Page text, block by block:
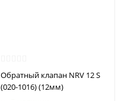
Обратный клапан NRV 12 S
(020-1016) (12мм)